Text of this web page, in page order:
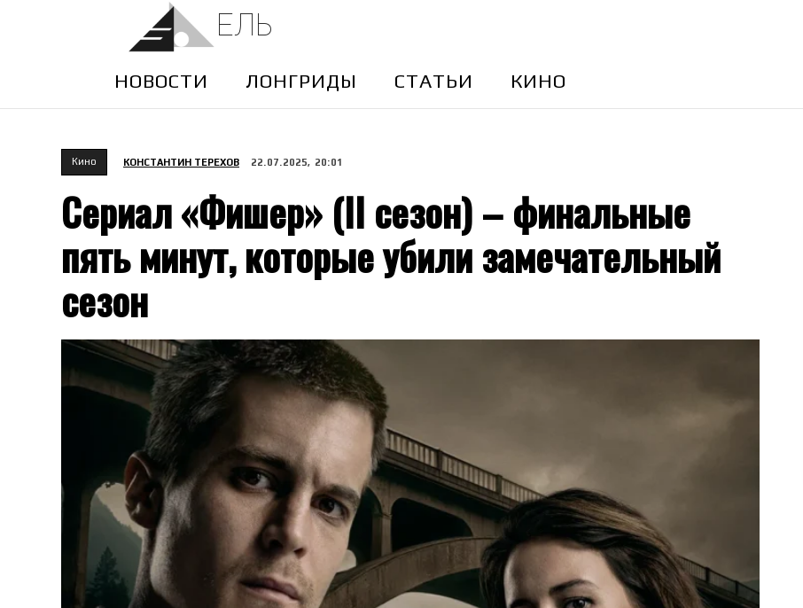
ЕЛЬ
НОВОСТИ ЛОНГРИДЫ CТАТЬИ КИНО
Кино КОНСТАНТИН ТЕРЕХОВ 22.07.2025, 20:01
Сериал «Фишер» (II сезон) – финальные
пять минут, которые убили замечательный
сезон